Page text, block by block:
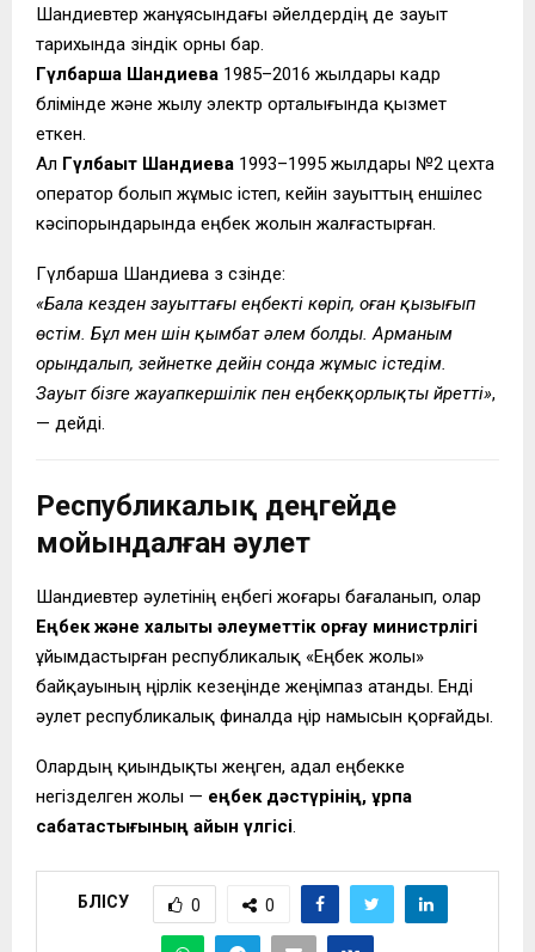
Шандиевтер жанұясындағы әйелдердің де зауыт
тарихында өзіндік орны бар.
Гүлбарша Шандиева 1985–2016 жылдары кадр
бөлімінде және жылу электр орталығында қызмет
еткен.
Ал Гүлбақыт Шандиева 1993–1995 жылдары №2 цехта
оператор болып жұмыс істеп, кейін зауыттың еншілес
кәсіпорындарында еңбек жолын жалғастырған.
Гүлбарша Шандиева өз сөзінде:
«Бала кезден зауыттағы еңбекті көріп, оған қызығып
өстім. Бұл мен үшін қымбат әлем болды. Арманым
орындалып, зейнетке дейін сонда жұмыс істедім.
Зауыт бізге жауапкершілік пен еңбекқорлықты үйретті»,
— дейді.
Республикалық деңгейде
мойындалған әулет
Шандиевтер әулетінің еңбегі жоғары бағаланып, олар
Еңбек және халықты әлеуметтік қорғау министрлігі
ұйымдастырған республикалық «Еңбек жолы»
байқауының өңірлік кезеңінде жеңімпаз атанды. Енді
әулет республикалық финалда өңір намысын қорғайды.
Олардың қиындықты жеңген, адал еңбекке
негізделген жолы — еңбек дәстүрінің, ұрпақ
сабақтастығының айқын үлгісі.
БӨЛІСУ 0 0